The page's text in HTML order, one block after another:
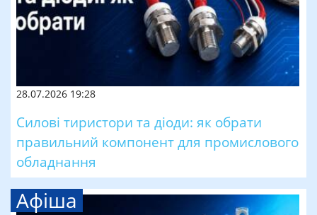
28.07.2026 19:28
Силові тиристори та діоди: як обрати
правильний компонент для промислового
обладнання
Афіша